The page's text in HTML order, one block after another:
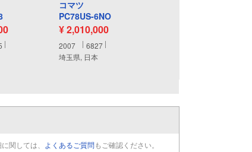
コマツ
PC78US-6NO
¥ 2,010,000
2007
6827
埼玉県, 日本
関しては、 よくあるご質問もご確認ください。